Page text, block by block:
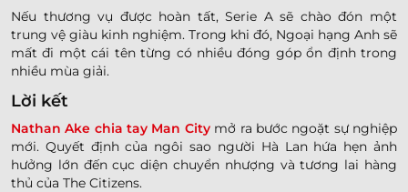
Nếu thương vụ được hoàn tất, Serie A sẽ chào đón một
trung vệ giàu kinh nghiệm. Trong khi đó, Ngoại hạng Anh sẽ
mất đi một cái tên từng có nhiều đóng góp ổn định trong
nhiều mùa giải.
Lời kết
Nathan Ake chia tay Man City mở ra bước ngoặt sự nghiệp
mới. Quyết định của ngôi sao người Hà Lan hứa hẹn ảnh
hưởng lớn đến cục diện chuyển nhượng và tương lai hàng
thủ của The Citizens.